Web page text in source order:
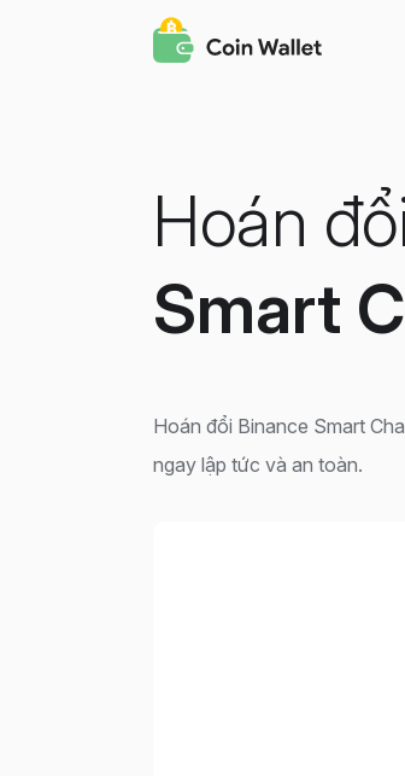
Hoán
Smart
Hoán đổi Binance Smart
ngay lập tức và an toàn.